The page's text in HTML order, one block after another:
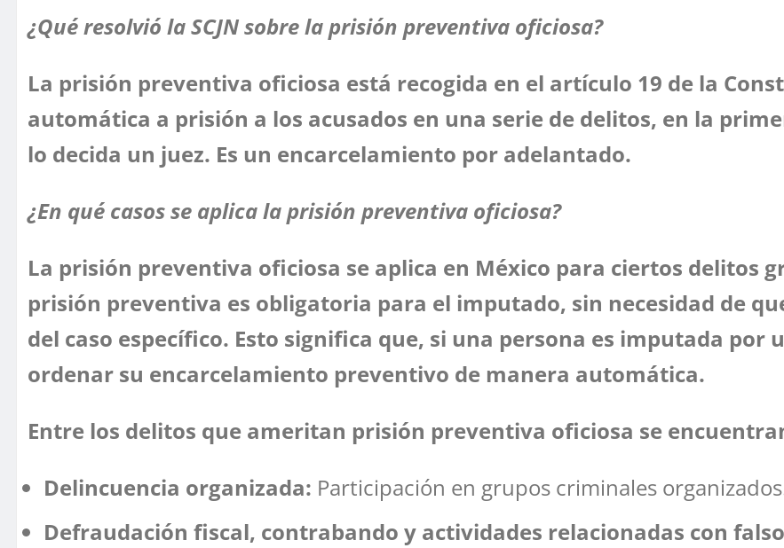
¿Qué resolvió la SCJN sobre la prisión preventiva oficiosa?
La prisión preventiva oficiosa está recogida en el artículo 19 de la
automática a prisión a los acusados en una serie de delitos, en la
lo decida un juez. Es un encarcelamiento por adelantado.
¿En qué casos se aplica la prisión preventiva oficiosa?
La prisión preventiva oficiosa se aplica en México para ciertos delitos
prisión preventiva es obligatoria para el imputado, sin necesidad de
del caso específico. Esto significa que, si una persona es imputada por
ordenar su encarcelamiento preventivo de manera automática.
Entre los delitos que ameritan prisión preventiva oficiosa se
Delincuencia organizada: Participación en grupos criminales
Defraudación fiscal, contrabando y actividades relacionadas con